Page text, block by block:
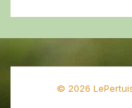
© 2026